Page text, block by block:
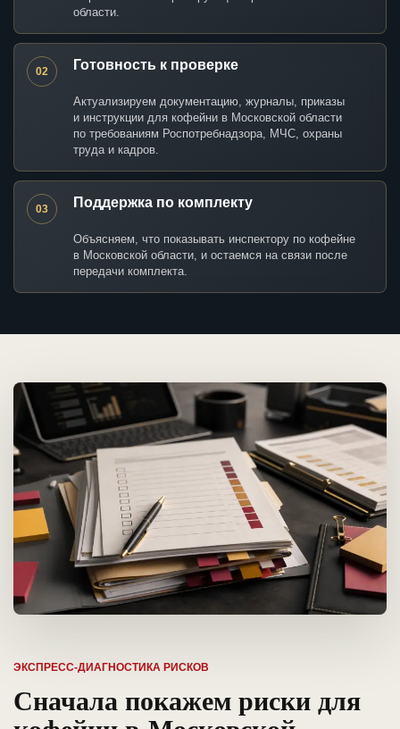
области.
02 Готовность к проверке
Актуализируем документацию, журналы, приказы
и инструкции для кофейни в Московской области
по требованиям Роспотребнадзора, МЧС, охраны
труда и кадров.
03 Поддержка по комплекту
Объясняем, что показывать инспектору по кофейне
в Московской области, и остаемся на связи после
передачи комплекта.
ЭКСПРЕСС-ДИАГНОСТИКА РИСКОВ
Сначала покажем риски для